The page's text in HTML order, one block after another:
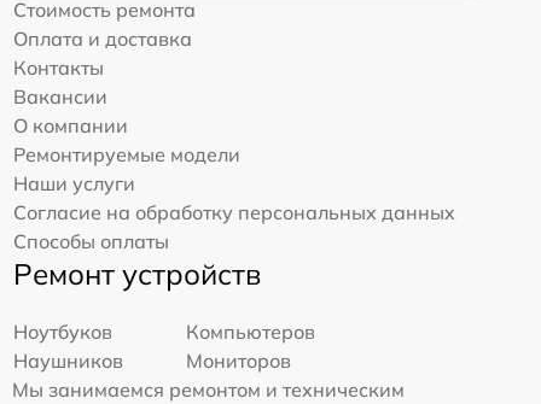
Стоимость ремонта
Оплата и доставка
Контакты
Вакансии
О компании
Ремонтируемые модели
Наши услуги
Согласие на обработку персональных данных
Способы оплаты
Ремонт устройств
Ноутбуков
Компьютеров
Наушников
Мониторов
Мы занимаемся ремонтом и техническим